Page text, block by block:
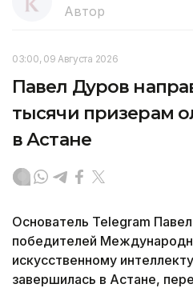
Автор
03:00, 09 Августа 2026
Павел Дуров
тысячи призерам
в Астане
Основатель Telegram
победителей
искусственному
завершилась в Астане,